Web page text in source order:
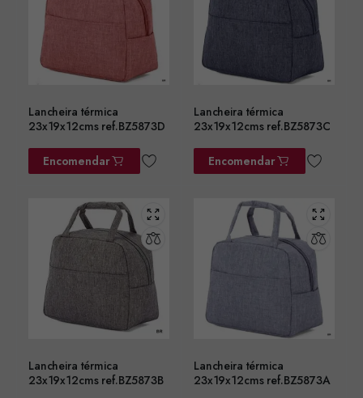
Lancheira térmica
23x19x12cms ref.BZ5873D
Encomendar
Lancheira térmica
23x19x12cms ref.BZ5873C
Encomendar
Lancheira térmica
23x19x12cms ref.BZ5873B
Lancheira térmica
23x19x12cms ref.BZ5873A